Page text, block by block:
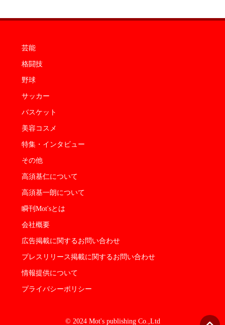
芸能
格闘技
野球
サッカー
バスケット
美容コスメ
特集・インタビュー
その他
高須基仁について
高須基一朗について
瞬刊Mot'sとは
会社概要
広告掲載に関するお問い合わせ
プレスリリース掲載に関するお問い合わせ
情報提供について
プライバシーポリシー
© 2024 Mot's publishing Co.,Ltd